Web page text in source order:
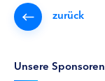
zurück
Unsere Sponsoren